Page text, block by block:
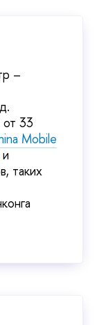
–
33
Mobile
и
таких